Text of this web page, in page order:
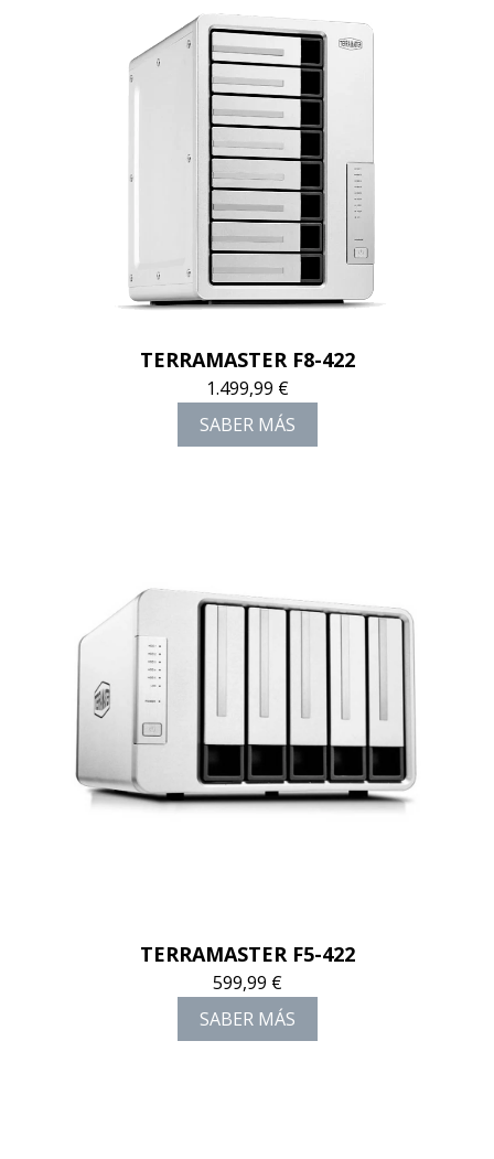
TERRAMASTER F8-422
1.499,99 €
SABER MÁS
TERRAMASTER F5-422
599,99 €
SABER MÁS